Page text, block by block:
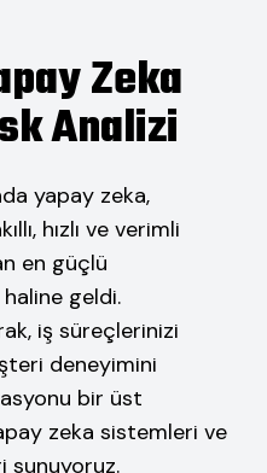
Zeka
Analizi
yapay zeka,
hızlı ve verimli
en güçlü
geldi.
iş süreçlerinizi
deneyimini
bir üst
zeka sistemleri ve
sunuyoruz.